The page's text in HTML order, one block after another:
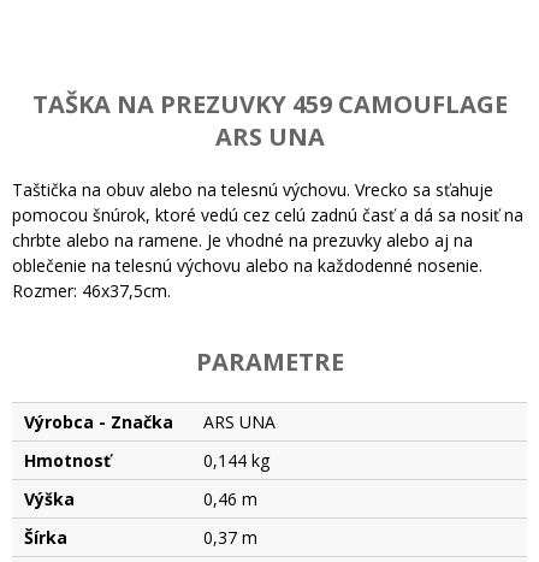
TAŠKA NA PREZUVKY 459 CAMOUFLAGE
ARS UNA
Taštička na obuv alebo na telesnú výchovu. Vrecko sa sťahuje
pomocou šnúrok, ktoré vedú cez celú zadnú časť a dá sa nosiť na
chrbte alebo na ramene. Je vhodné na prezuvky alebo aj na
oblečenie na telesnú výchovu alebo na každodenné nosenie.
Rozmer: 46x37,5cm.
PARAMETRE
Výrobca - Značka
ARS UNA
Hmotnosť
0,144 kg
Výška
0,46 m
Šírka
0,37 m